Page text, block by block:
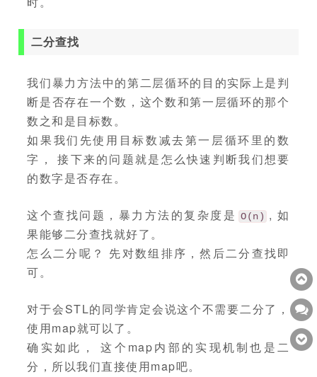
二分查找
我们暴力方法中的第二层循环的目的实际上是判
断是否存在一个数，这个数和第一层循环的那个
数之和是目标数。
如果我们先使用目标数减去第一层循环里的数
字， 接下来的问题就是怎么快速判断我们想要
的数字是否存在。
这个查找问题，暴力方法的复杂度是 O(n) , 如
果能够二分查找就好了。
怎么二分呢？ 先对数组排序，然后二分查找即
可。
对于会STL的同学肯定会说这个不需要二分了，
使用map就可以了。
确实如此， 这个map内部的实现机制也是二
分，所以我们直接使用map吧。